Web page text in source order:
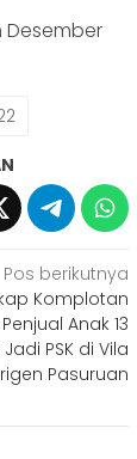
Pos berikutnya
Komplotan
Anak 13
PSK di Vila
Pasuruan